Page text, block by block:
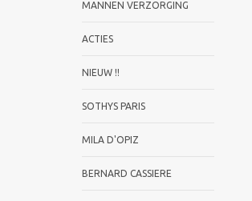
MANNEN VERZORGING
ACTIES
NIEUW !!
SOTHYS PARIS
MILA D'OPIZ
BERNARD CASSIERE